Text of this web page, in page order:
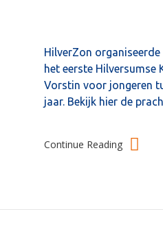
HilverZon
het eerste
Vorstin voor jongeren
jaar. Bekijk hier de
Continue Reading